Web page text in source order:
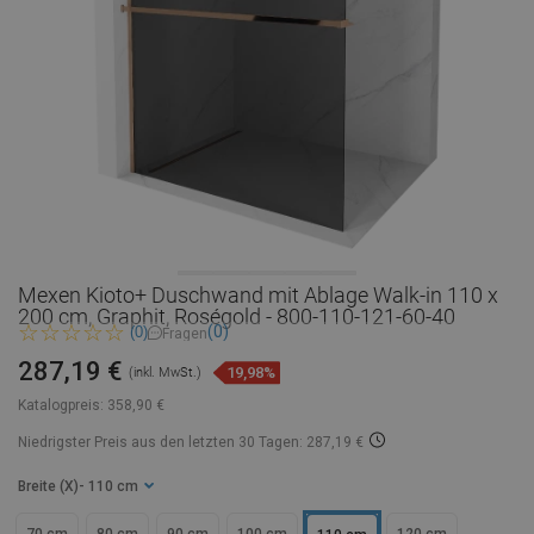
Mexen Kioto+ Duschwand mit Ablage Walk-in 110 x
200 cm, Graphit, Roségold - 800-110-121-60-40
(0) Fragen(0)
Katalogpreis: 358,90 €
287,19 € (inkl. MwSt.) 19,98%
Niedrigster Preis aus den letzten 30 Tagen: 287,19 €
Breite (X) - 110 cm